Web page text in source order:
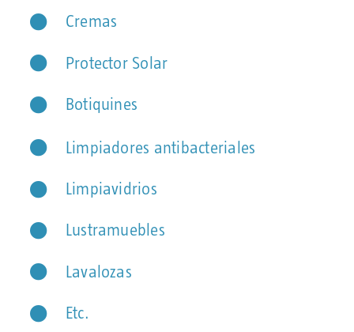
Cremas
Protector Solar
Botiquines
Limpiadores antibacteriales
Limpiavidrios
Lustramuebles
Lavalozas
Etc.